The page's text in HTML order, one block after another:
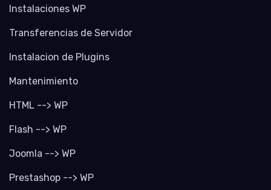
Instalaciones WP
Transferencias de Servidor
Instalacion de Plugins
Mantenimiento
HTML --> WP
Flash --> WP
Joomla --> WP
Prestashop --> WP